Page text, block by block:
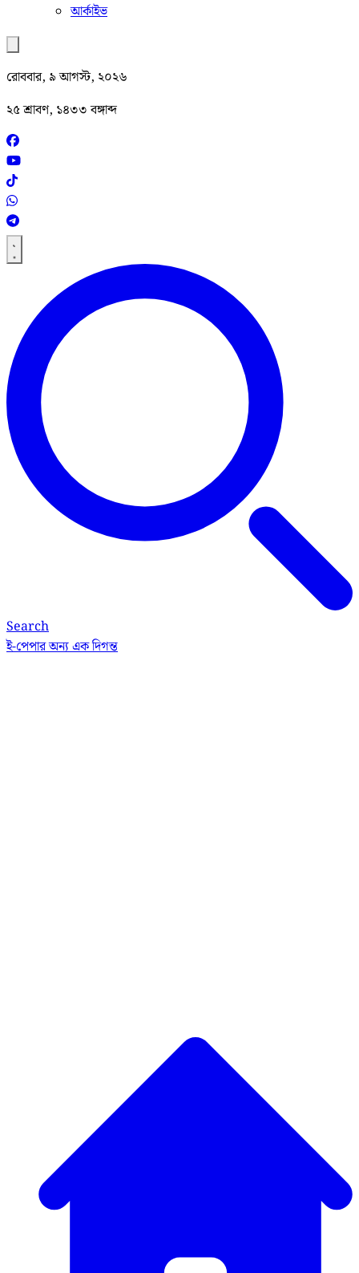
আর্কাইভ
রোববার, ৯ আগস্ট, ২০২৬
২৫ শ্রাবণ, ১৪৩৩ বঙ্গাব্দ
Search
ই-পেপারঅন্য এক দিগন্ত